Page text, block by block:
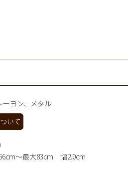
ーヨン、メタル
いて
～最大83cm 幅2.0cm